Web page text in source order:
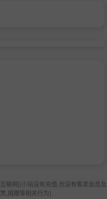
联网|[小站没有充值.也没有售卖会员及
,捐赠等相关行为]